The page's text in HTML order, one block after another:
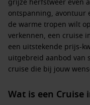
grijze herfstweer even
ontspanning, avontuur
de warme tropen wilt
verkennen, een cruise
een uitstekende prijs-
uitgebreid aanbod van
cruise die bij jouw
Wat is een Cruise